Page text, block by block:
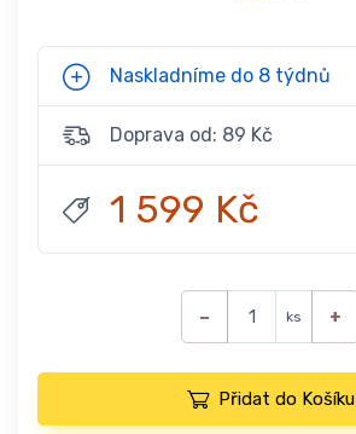
Naskladníme do 8 týdnů
Doprava od: 89 Kč
1 599 Kč
− ks +
Přidat do Košíku